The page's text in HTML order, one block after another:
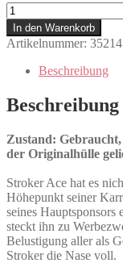
Der
rasende
Gockel
Menge
In den Warenkorb
Artikelnummer: 35214
Beschreibung
Beschreibung
Zustand:
der Originalhülle
Stroker Ace hat es
Höhepunkt seiner
seines
steckt ihn zu
Belustigung aller als
Stroker die Nase voll.